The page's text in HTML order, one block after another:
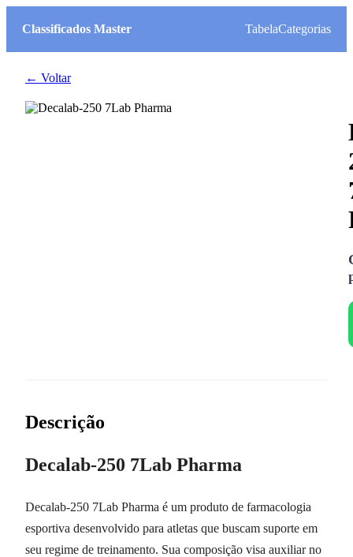
Classificados Master TabelaCategorias
← Voltar
Descrição
Decalab-250 7Lab Pharma
Decalab-250 7Lab Pharma é um produto de farmacologia
esportiva desenvolvido para atletas que buscam suporte em
seu regime de treinamento. Sua composição visa auxiliar no